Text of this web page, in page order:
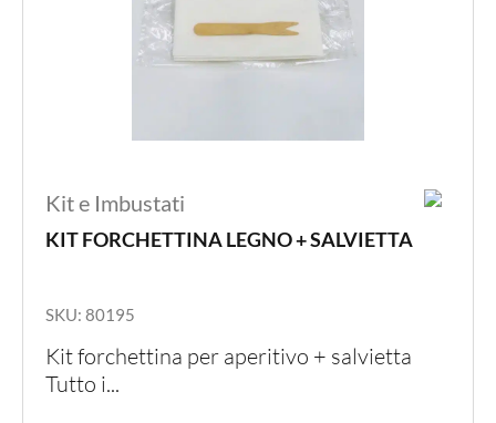
Kit e Imbustati
KIT FORCHETTINA LEGNO + SALVIETTA
SKU: 80195
Kit forchettina per aperitivo + salvietta
Tutto i...